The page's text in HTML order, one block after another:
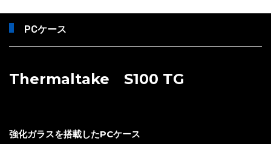
PCケース
Thermaltake S100 TG
強化ガラスを搭載したPCケース